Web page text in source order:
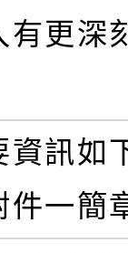
有更深
資訊如
件一簡